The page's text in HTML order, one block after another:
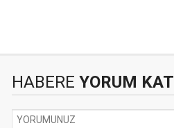
HABERE YORUM KAT